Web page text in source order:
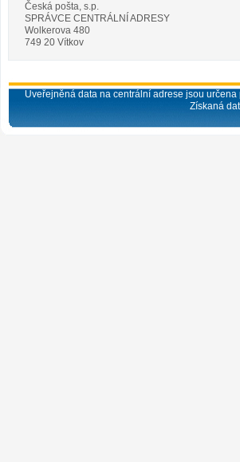
Česká pošta, s.p.
SPRÁVCE CENTRÁLNÍ ADRESY
Wolkerova 480
749 20 Vítkov
Uveřejněná data na centrální adrese jsou
Získaná